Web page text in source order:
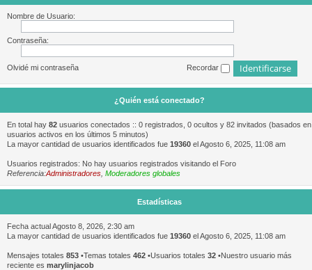
Nombre de Usuario:
Contraseña:
Olvidé mi contraseña Recordar
¿Quién está conectado?
En total hay 82 usuarios conectados :: 0 registrados, 0 ocultos y 82 invitados (basados en
usuarios activos en los últimos 5 minutos)
La mayor cantidad de usuarios identificados fue 19360 el Agosto 6, 2025, 11:08 am
Usuarios registrados: No hay usuarios registrados visitando el Foro
Referencia:Administradores Moderadores globales
Estadísticas
Fecha actual Agosto 8, 2026, 2:30 am
La mayor cantidad de usuarios identificados fue 19360 el Agosto 6, 2025, 11:08 am
Mensajes totales 853 •Temas totales 462 •Usuarios totales 32 •Nuestro usuario más
reciente es marylinjacob